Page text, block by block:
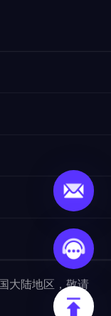
大陆地区，敬请